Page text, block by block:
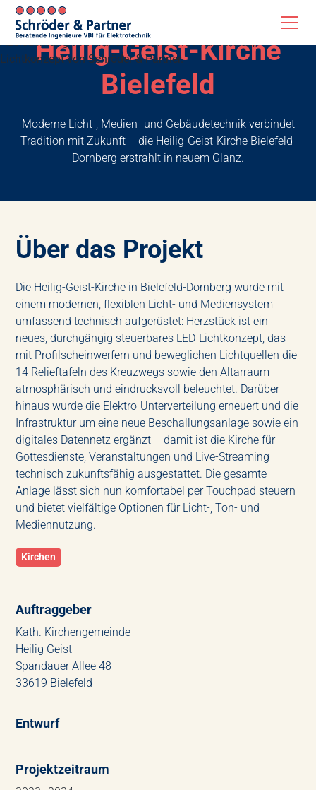
Heilig-Geist-Kirche
Bielefeld
Moderne Licht-, Medien- und Gebäudetechnik verbindet
Tradition mit Zukunft – die Heilig-Geist-Kirche Bielefeld-
Dornberg erstrahlt in neuem Glanz.
Über das Projekt
Die Heilig-Geist-Kirche in Bielefeld-Dornberg wurde mit
einem modernen, flexiblen Licht- und Mediensystem
umfassend technisch aufgerüstet: Herzstück ist ein
neues, durchgängig steuerbares LED-Lichtkonzept, das
mit Profilscheinwerfern und beweglichen Lichtquellen die
14 Relieftafeln des Kreuzwegs sowie den Altarraum
atmosphärisch und eindrucksvoll beleuchtet. Darüber
hinaus wurde die Elektro-Unterverteilung erneuert und die
Infrastruktur um eine neue Beschallungsanlage sowie ein
digitales Datennetz ergänzt – damit ist die Kirche für
Gottesdienste, Veranstaltungen und Live-Streaming
technisch zukunftsfähig ausgestattet. Die gesamte
Anlage lässt sich nun komfortabel per Touchpad steuern
und bietet vielfältige Optionen für Licht-, Ton- und
Mediennutzung.
Kirchen
Auftraggeber
Kath. Kirchengemeinde
Heilig Geist
Spandauer Allee 48
33619 Bielefeld
Entwurf
Projektzeitraum